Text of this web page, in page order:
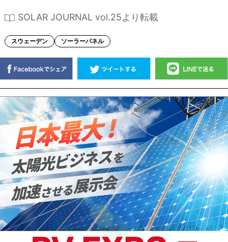
SOLAR JOURNAL vol.25より転載
スウェーデン ソーラーパネル